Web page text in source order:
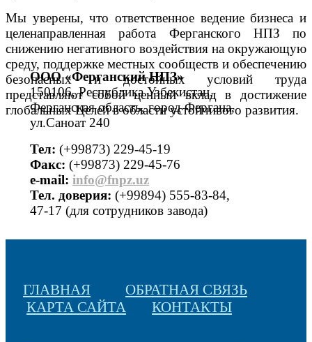
Мы уверены, что ответственное ведение бизнеса и
целенаправленная работа Ферганского НПЗ по
снижению негативного воздействия на окружающую
среду, поддержке местных сообществ и обеспечению
безопасных и достойных условий труда
представляют собой ценный вклад в достижение
глобальных Целей в области устойчивого развития.
ООО «Ферганский НПЗ»
150106, Республика Узбекистан,
Ферганская область, город Фергана,
ул.Саноат 240
Тел: (+99873) 229-45-19
Факс: (+99873) 229-45-76
е-mail: info@fnpz.uz
Тел. доверия: (+99894) 555-83-84,
47-17 (для сотрудников завода)
ГЛАВНАЯ
ОБРАТНАЯ СВЯЗЬ
КАРТА САЙТА
КОНТАКТЫ